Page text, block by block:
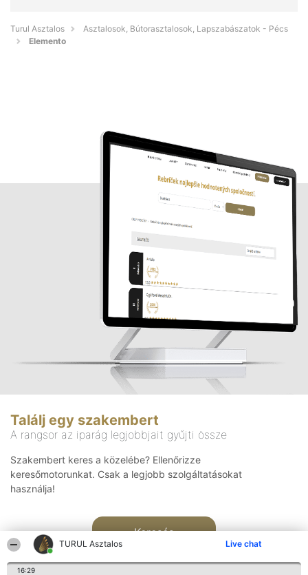
TURUL Asztalos Live chat
16:29
Turul Asztalos
Asztalosok, Bútorasztalosok, Lapszabászatok - Pécs
Elemento
Találj egy szakembert
A rangsor az iparág legjobbjait gyűjti össze
Szakembert keres a közelébe? Ellenőrizze
keresőmotorunkat. Csak a legjobb szolgáltatásokat
használja!
Keresés